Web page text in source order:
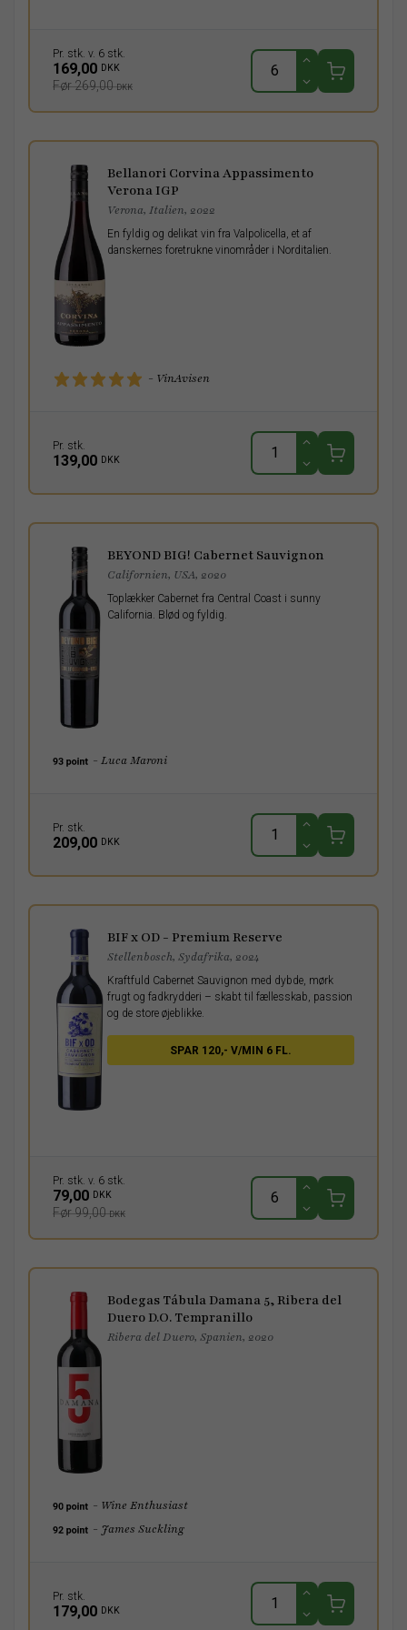
Pr. stk. v. 6 stk.
169,00 DKK
Før 269,00DKK
Bellanori Corvina Appassimento
Verona IGP
Verona, Italien, 2022
En fyldig og delikat vin fra Valpolicella, et af
danskernes foretrukne vinområder i Norditalien.
- VinAvisen
Pr. stk.
139,00 DKK
BEYOND BIG! Cabernet Sauvignon
Californien, USA, 2020
Toplækker Cabernet fra Central Coast i sunny
California. Blød og fyldig.
- Luca Maroni
Pr. stk.
209,00 DKK
BIF x OD - Premium Reserve
Stellenbosch, Sydafrika, 2024
Kraftfuld Cabernet Sauvignon med dybde, mørk
frugt og fadkrydderi – skabt til fællesskab, passion
og de store øjeblikke.
SPAR 120,- V/MIN 6 FL.
Pr. stk. v. 6 stk.
79,00 DKK
Før 99,00DKK
Bodegas Tábula Damana 5, Ribera del
Duero D.O. Tempranillo
Ribera del Duero, Spanien, 2020
- Wine Enthusiast
- James Suckling
Pr. stk.
179,00 DKK